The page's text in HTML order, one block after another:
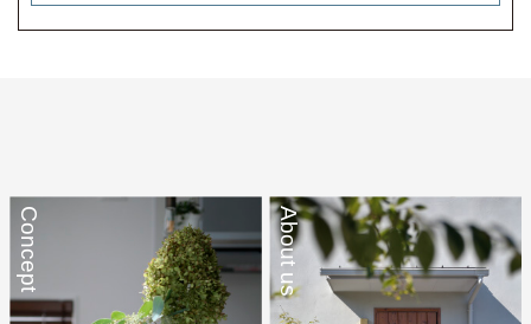
Concept About us